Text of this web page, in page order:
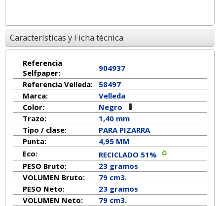
Características y Ficha técnica
Referencia
Selfpaper:
904937
Referencia Velleda:
58497
Marca:
Velleda
Color:
Negro
Trazo:
1,40 mm
Tipo / clase:
PARA PIZARRA
Punta:
4,95 MM
Eco:
RECICLADO 51%
PESO Bruto:
23 gramos
VOLUMEN Bruto:
79 cm3.
PESO Neto:
23gramos
VOLUMEN Neto:
79 cm3.